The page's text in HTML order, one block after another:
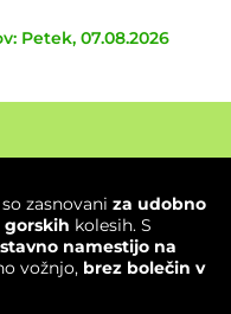
Petek, 07.08.2026
zasnovani za udobno
kolesih. S
namestijo na
vožnjo, brez bolečin v